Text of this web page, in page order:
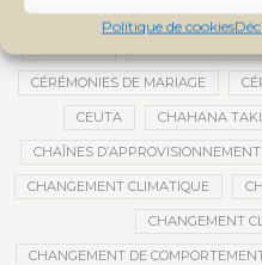
Politique de cookies
CENTRES DE DONNÉES
CÉRÉMONIES DE MARIAGE
CEUTA CHAHANA
CHAÎNES D’APPROVISIONNEMENT
CHANGEMENT CLIMATIQUE
CHANGEMENT
CHANGEMENT DE